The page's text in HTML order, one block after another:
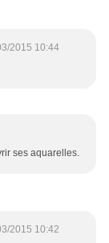
2015 10:44
ses aquarelles.
2015 10:42